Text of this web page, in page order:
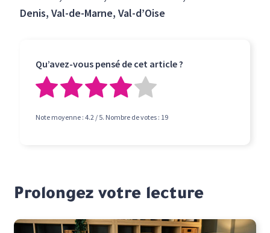
Denis, Val-de-Marne, Val-d’Oise
Qu’avez-vous pensé de cet article ?
Note moyenne :4.2 / 5. Nombre de votes : 19
Prolongez votre lecture